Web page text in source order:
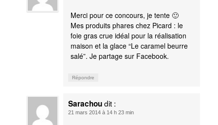
Merci pour ce concours, je tente 🙂
Mes produits phares chez Picard : le
foie gras crue idéal pour la réalisation
maison et la glace “Le caramel beurre
salé”. Je partage sur Facebook.
Répondre
Sarachoudit :
21 mars 2014 à 14 h 23 min